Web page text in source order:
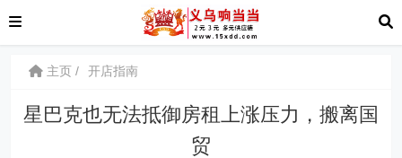
主页 开店指南
星巴克也无法抵御房租上涨压力，搬离国
贸